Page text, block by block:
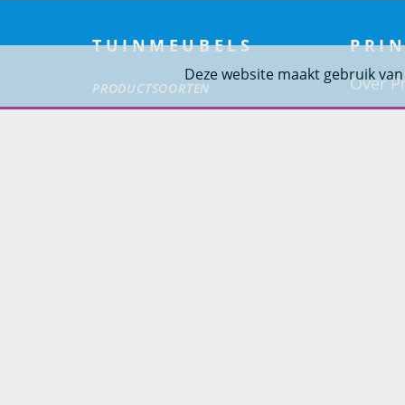
Deze website maakt gebruik
TUINMEUBELS
PRODUCTSOORTEN
Over